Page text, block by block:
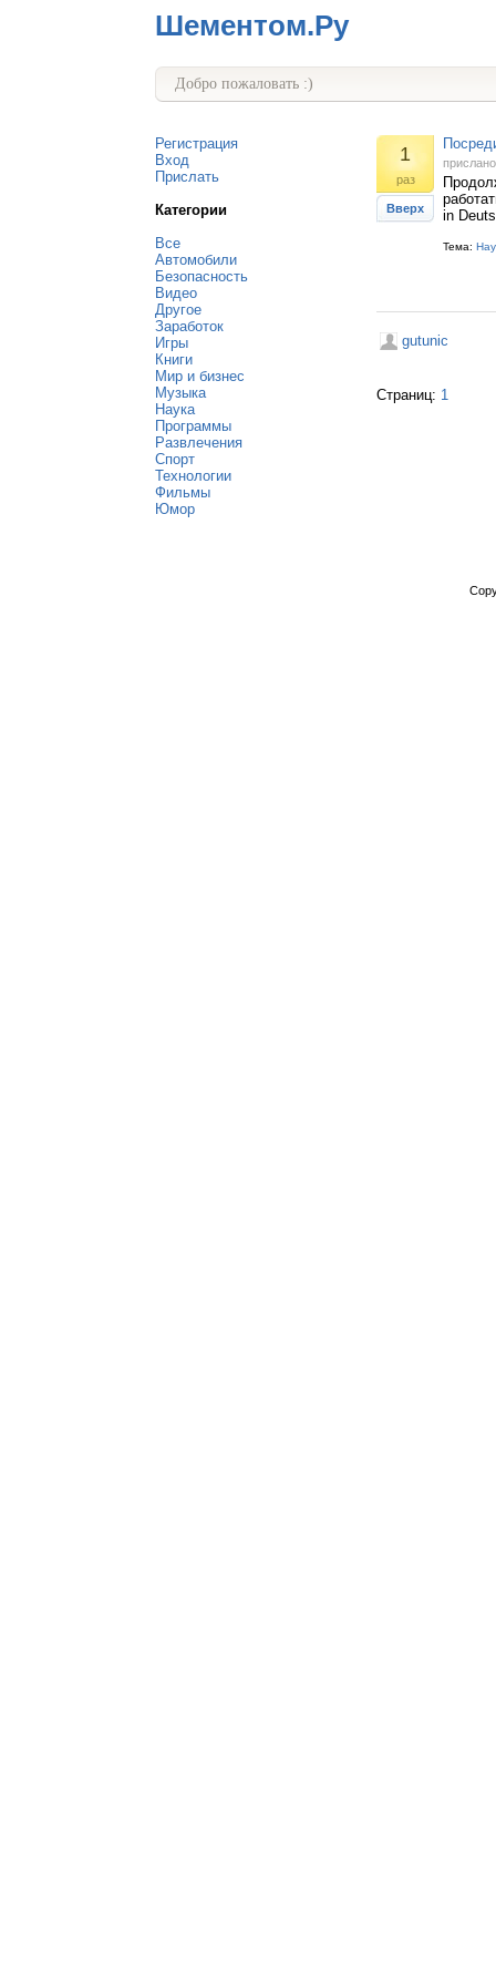
Шементом.Ру
Добро пожаловать :)
Регистрация
Вход
Прислать
Категории
Все
Автомобили
Безопасность
Видео
Другое
Заработок
Игры
Книги
Мир и бизнес
Музыка
Наука
Программы
Развлечения
Спорт
Технологии
Фильмы
Юмор
1
раз
Вверх
in
Тема:
gutunic
Страниц: 1